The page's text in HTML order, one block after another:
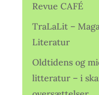
Revue CAFÉ
TraLaLit –
Literatur
Oldtidens og
litteratur – i